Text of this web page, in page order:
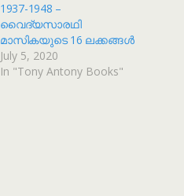
1937-1948 –
വൈദ്യസാരഥി
മാസികയുടെ 16 ലക്കങ്ങൾ
July 5, 2020
In "Tony Antony Books"